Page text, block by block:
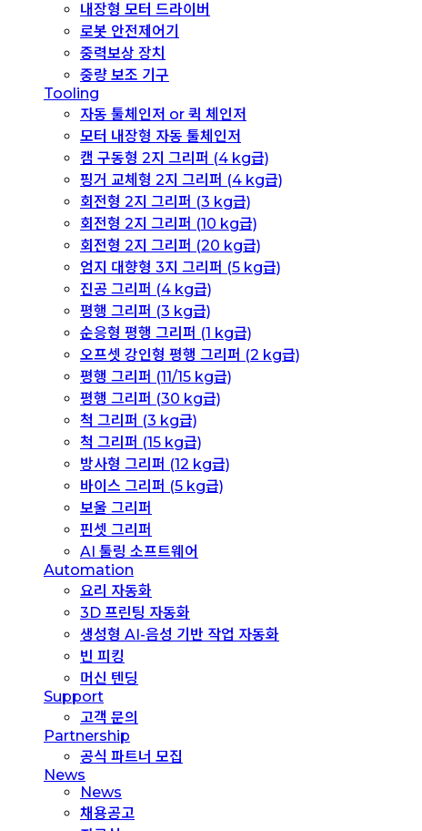
내장형 모터 드라이버
로봇 안전제어기
중력보상 장치
중량 보조 기구
Tooling
자동 툴체인저 or 퀵 체인저
모터 내장형 자동 툴체인저
캠 구동형 2지 그리퍼 (4 kg급)
핑거 교체형 2지 그리퍼 (4 kg급)
회전형 2지 그리퍼 (3 kg급)
회전형 2지 그리퍼 (10 kg급)
회전형 2지 그리퍼 (20 kg급)
엄지 대향형 3지 그리퍼 (5 kg급)
진공 그리퍼 (4 kg급)
평행 그리퍼 (3 kg급)
순응형 평행 그리퍼 (1 kg급)
오프셋 강인형 평행 그리퍼 (2 kg급)
평행 그리퍼 (11/15 kg급)
평행 그리퍼 (30 kg급)
척 그리퍼 (3 kg급)
척 그리퍼 (15 kg급)
방사형 그리퍼 (12 kg급)
바이스 그리퍼 (5 kg급)
보울 그리퍼
핀셋 그리퍼
AI 툴링 소프트웨어
Automation
요리 자동화
3D 프린팅 자동화
생성형 AI-음성 기반 작업 자동화
빈 피킹
머신 텐딩
Support
고객 문의
Partnership
공식 파트너 모집
News
News
채용공고